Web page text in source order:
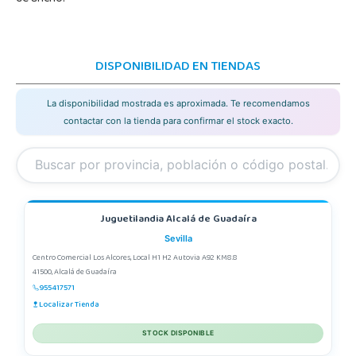
DISPONIBILIDAD EN TIENDAS
La disponibilidad mostrada es aproximada. Te recomendamos
contactar con la tienda para confirmar el stock exacto.
Juguetilandia Alcalá de Guadaíra
Sevilla
Centro Comercial Los Alcores, Local H1 H2 Autovia A92 KM8.8
41500, Alcalá de Guadaíra
955417571
Localizar Tienda
STOCK DISPONIBLE